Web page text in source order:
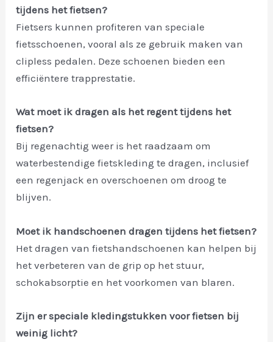
tijdens het fietsen?
Fietsers kunnen profiteren van speciale
fietsschoenen, vooral als ze gebruik maken van
clipless pedalen. Deze schoenen bieden een
efficiëntere trapprestatie.
Wat moet ik dragen als het regent tijdens het
fietsen?
Bij regenachtig weer is het raadzaam om
waterbestendige fietskleding te dragen, inclusief
een regenjack en overschoenen om droog te
blijven.
Moet ik handschoenen dragen tijdens het fietsen?
Het dragen van fietshandschoenen kan helpen bij
het verbeteren van de grip op het stuur,
schokabsorptie en het voorkomen van blaren.
Zijn er speciale kledingstukken voor fietsen bij
weinig licht?